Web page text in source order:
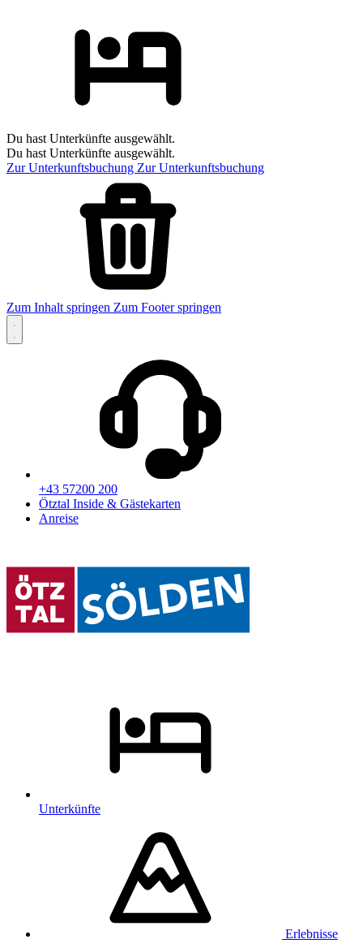
Du hast Unterkünfte ausgewählt.
Du hast Unterkünfte ausgewählt.
Zur Unterkunftsbuchung Zur Unterkunftsbuchung
Zum Inhalt springen Zum Footer springen
+43 57200 200
Ötztal Inside & Gästekarten
Anreise
Unterkünfte
Erlebnisse